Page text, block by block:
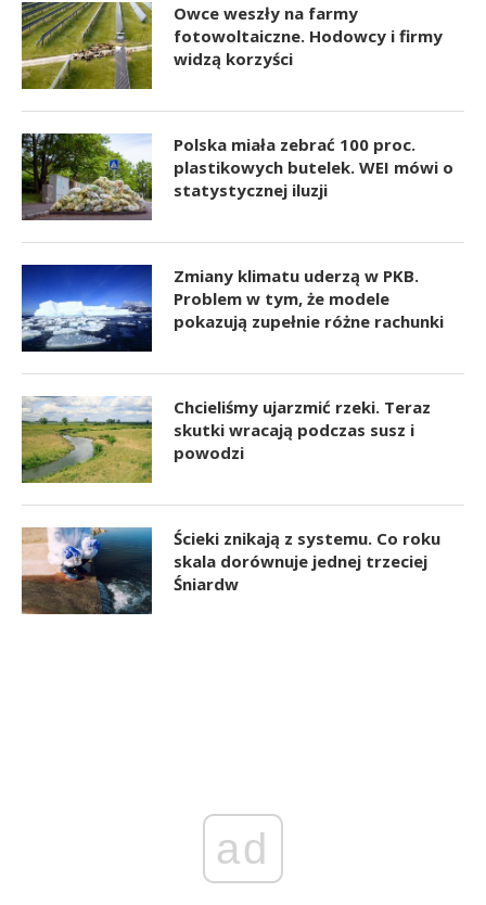
Owce weszły na farmy
fotowoltaiczne. Hodowcy i firmy
widzą korzyści
Polska miała zebrać 100 proc.
plastikowych butelek. WEI mówi o
statystycznej iluzji
Zmiany klimatu uderzą w PKB.
Problem w tym, że modele
pokazują zupełnie różne rachunki
Chcieliśmy ujarzmić rzeki. Teraz
skutki wracają podczas susz i
powodzi
Ścieki znikają z systemu. Co roku
skala dorównuje jednej trzeciej
Śniardw
ad